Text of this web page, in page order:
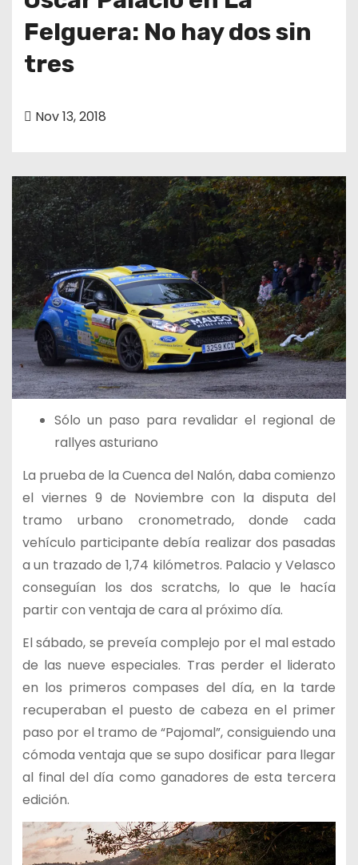
Felguera: No hay dos sin
tres
Nov 13, 2018
Sólo un paso para revalidar el regional de
rallyes asturiano
La prueba de la Cuenca del Nalón, daba comienzo
el viernes 9 de Noviembre con la disputa del
tramo urbano cronometrado, donde cada
vehículo participante debía realizar dos pasadas
a un trazado de 1,74 kilómetros. Palacio y Velasco
conseguían los dos scratchs, lo que le hacía
partir con ventaja de cara al próximo día.
El sábado, se preveía complejo por el mal estado
de las nueve especiales. Tras perder el liderato
en los primeros compases del día, en la tarde
recuperaban el puesto de cabeza en el primer
paso por el tramo de “Pajomal”, consiguiendo una
cómoda ventaja que se supo dosificar para llegar
al final del día como ganadores de esta tercera
edición.